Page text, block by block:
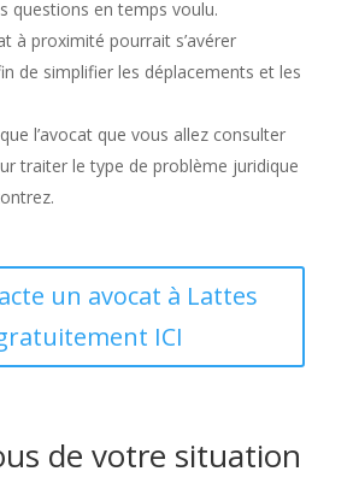
questions en temps voulu.
à proximité pourrait s’avérer
de simplifier les déplacements et les
l’avocat que vous allez consulter
traiter le type de problème juridique
un avocat à Lattes
ICI
de votre situation